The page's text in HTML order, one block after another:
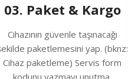
03. Paket & Kargo
Cihazının güvenle taşınacağı
paketlemesini yap. (bknz:
Cihaz paketleme) Servis form
kodunu yazmayı unutma.